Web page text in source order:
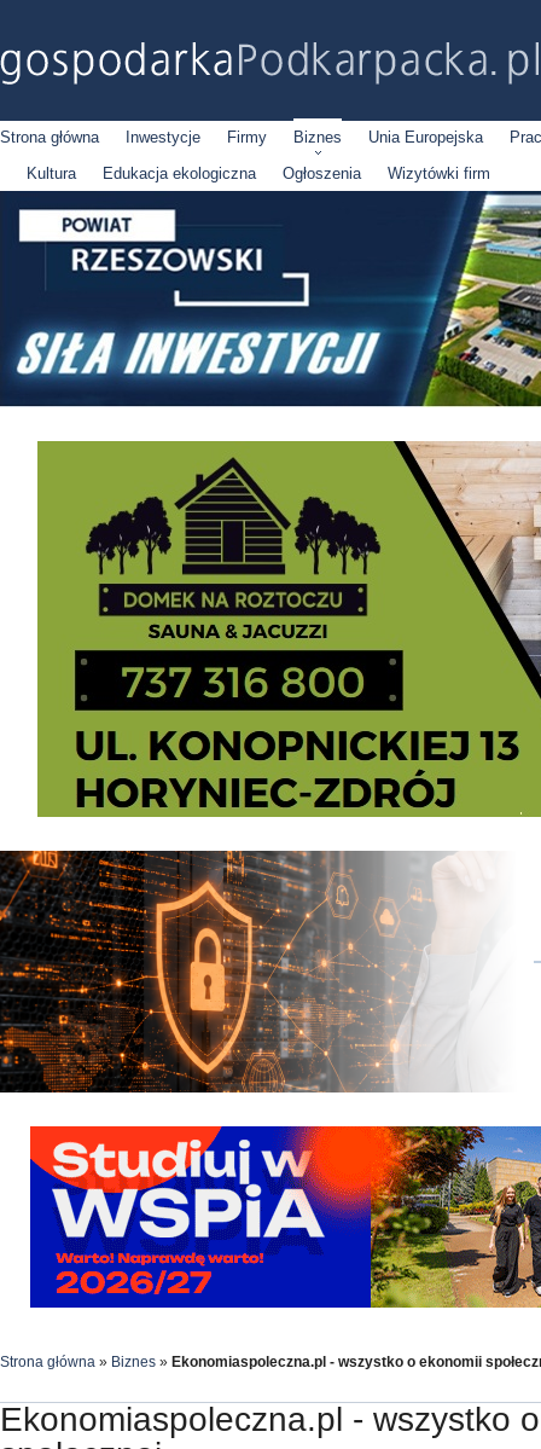
Strona główna Inwestycje Firmy Biznes Unia Europejska
Kultura
Edukacja ekologiczna Ogłoszenia Wizytówki firm
Strona główna » Biznes » Ekonomiaspoleczna.pl - wszystko o ekonomii
Ekonomiaspoleczna.pl - wszystko